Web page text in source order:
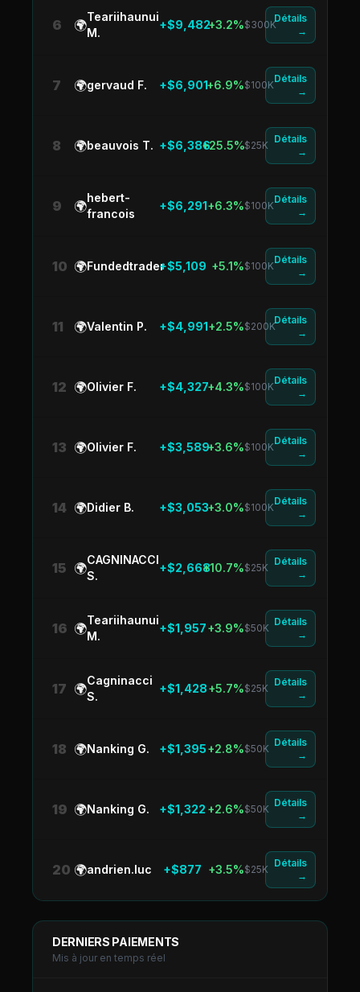
6 🌍
Teariihaunui
M.
+$9,482+3.2%$300K
Détails
→
7 🌍gervaud F. +$6,901+6.9%$100K
Détails
→
8 🌍beauvois T. +$6,386+25.5%$25K
Détails
→
9 🌍
hebert-
francois
+$6,291+6.3%$100K
Détails
→
10 🌍Fundedtrader+$5,109 +5.1%$100K
Détails
→
11 🌍Valentin P. +$4,991+2.5%$200K
Détails
→
12 🌍Olivier F. +$4,327+4.3%$100K
Détails
→
13 🌍Olivier F. +$3,589+3.6%$100K
Détails
→
14 🌍Didier B. +$3,053+3.0%$100K
Détails
→
15 🌍
CAGNINACCI
S.
+$2,668+10.7%$25K
Détails
→
16 🌍
Teariihaunui
M.
+$1,957+3.9%$50K
Détails
→
17 🌍
Cagninacci
S.
+$1,428+5.7%$25K
Détails
→
18 🌍Nanking G. +$1,395+2.8%$50K
Détails
→
19 🌍Nanking G. +$1,322 +2.6%$50K
Détails
→
20 🌍andrien.luc +$877 +3.5%$25K
Détails
→
DERNIERS PAIEMENTS
Mis à jour en temps réel